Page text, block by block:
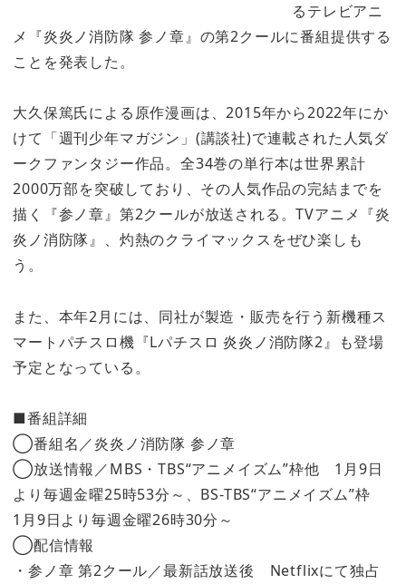
るテレビアニ
メ『炎炎ノ消防隊 参ノ章』の第2クールに番組提供する
ことを発表した。
大久保篤氏による原作漫画は、2015年から2022年にか
けて「週刊少年マガジン」(講談社)で連載された人気ダ
ークファンタジー作品。全34巻の単行本は世界累計
2000万部を突破しており、その人気作品の完結までを
描く『参ノ章』第2クールが放送される。TVアニメ『炎
炎ノ消防隊』、灼熱のクライマックスをぜひ楽しも
う。
また、本年2月には、同社が製造・販売を行う新機種ス
マートパチスロ機『Lパチスロ 炎炎ノ消防隊2』も登場
予定となっている。
■番組詳細
◯番組名／炎炎ノ消防隊 参ノ章
◯放送情報／MBS・TBS“アニメイズム”枠他 1月9日
より毎週金曜25時53分～、BS-TBS“アニメイズム”枠
1月9日より毎週金曜26時30分～
◯配信情報
・参ノ章 第2クール／最新話放送後 Netflixにて独占